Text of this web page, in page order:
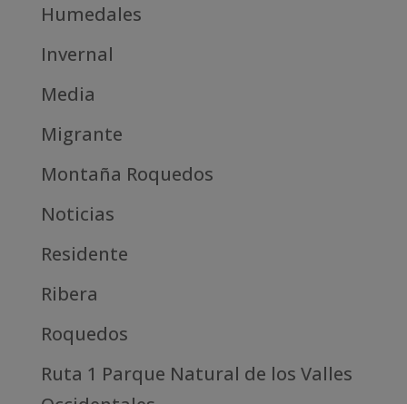
Humedales
Invernal
Media
Migrante
Montaña Roquedos
Noticias
Residente
Ribera
Roquedos
Ruta 1 Parque Natural de los Valles